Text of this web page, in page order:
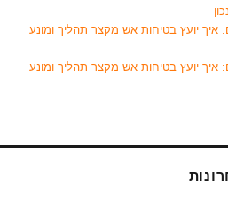
איך יועץ בטיחות אש מקצר תהליך ומונע
איך יועץ בטיחות אש מקצר תהליך ומונע